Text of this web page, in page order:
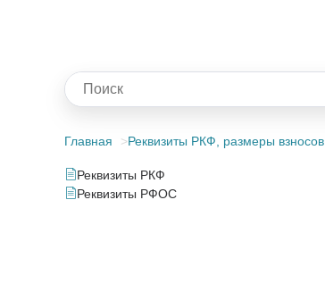
Главная Реквизиты РКФ, размеры взносов
Реквизиты РКФ
Реквизиты РФОС